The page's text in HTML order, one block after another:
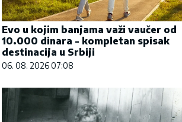
Evo u kojim banjama važi vaučer od
10.000 dinara - kompletan spisak
destinacija u Srbiji
06. 08. 2026 07:08